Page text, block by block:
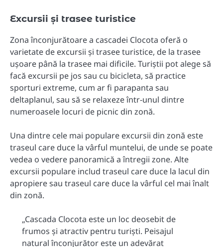
Excursii și trasee turistice
Zona înconjurătoare a cascadei Clocota oferă o
varietate de excursii și trasee turistice, de la trasee
ușoare până la trasee mai dificile. Turiștii pot alege să
facă excursii pe jos sau cu bicicleta, să practice
sporturi extreme, cum ar fi parapanta sau
deltaplanul, sau să se relaxeze într-unul dintre
numeroasele locuri de picnic din zonă.
Una dintre cele mai populare excursii din zonă este
traseul care duce la vârful muntelui, de unde se poate
vedea o vedere panoramică a întregii zone. Alte
excursii populare includ traseul care duce la lacul din
apropiere sau traseul care duce la vârful cel mai înalt
din zonă.
„Cascada Clocota este un loc deosebit de
frumos și atractiv pentru turiști. Peisajul
natural înconjurător este un adevărat